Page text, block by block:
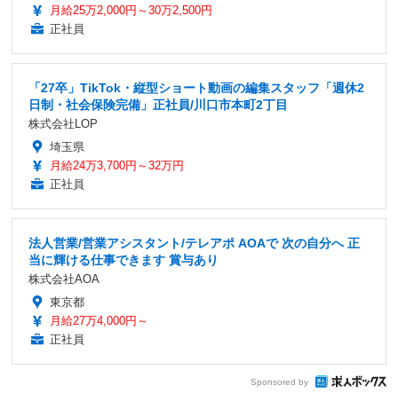
月給25万2,000円～30万2,500円
正社員
「27卒」TikTok・縦型ショート動画の編集スタッフ「週休2
日制・社会保険完備」正社員/川口市本町2丁目
株式会社LOP
埼玉県
月給24万3,700円～32万円
正社員
法人営業/営業アシスタント/テレアポ AOAで 次の自分へ 正
当に輝ける仕事できます 賞与あり
株式会社AOA
東京都
月給27万4,000円～
正社員
Sponsored by